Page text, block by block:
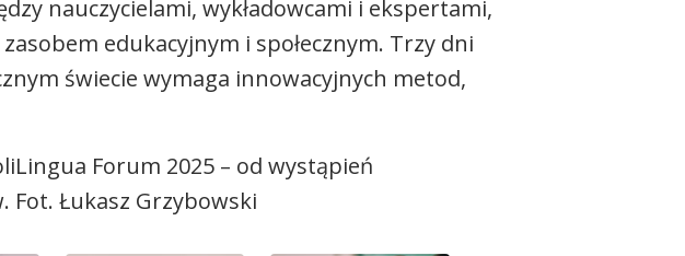
nauczycielami, wykładowcami i ekspertami,
edukacyjnym i społecznym. Trzy dni
świecie wymaga innowacyjnych metod,
Forum 2025 – od wystąpień
Fot. Łukasz Grzybowski